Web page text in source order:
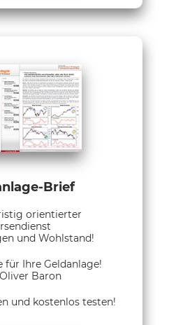
Brief
orientierter
und Wohlstand!
für Ihre Geldanlage!
Baron
und kostenlos testen!